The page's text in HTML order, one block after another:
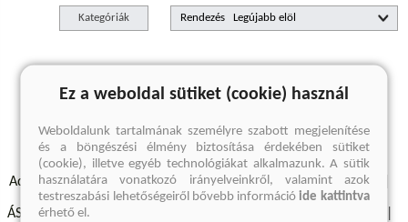
Kategóriák Rendezés
A keresett kifejezésre nincs találat
Adatvédelmi szabályzatok Elállási felmondási nyilatkozat
ÁSZF - Vásárlási feltételek
Ez a weboldal sütiket (cookie) használ
Weboldalunk tartalmának személyre szabott megjelenítése
és a böngészési élmény biztosítása érdekében sütiket
(cookie), illetve egyéb technológiákat alkalmazunk. A sütik
használatára vonatkozó irányelveinkről, valamint azok
testreszabási lehetőségeiről bővebb információide kattintva
érhető el.